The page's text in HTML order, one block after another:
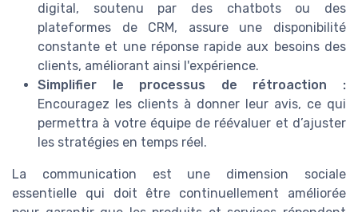
digital, soutenu par des chatbots ou des
plateformes de CRM, assure une disponibilité
constante et une réponse rapide aux besoins des
clients, améliorant ainsi l'expérience.
Simplifier le processus de rétroaction :
Encouragez les clients à donner leur avis, ce qui
permettra à votre équipe de réévaluer et d’ajuster
les stratégies en temps réel.
La communication est une dimension sociale
essentielle qui doit être continuellement améliorée